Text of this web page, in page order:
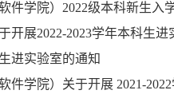
件学院）2022级本科新生入
开展2022-2023学年本科生
进实验室的通知
件学院）关于开展 2021-